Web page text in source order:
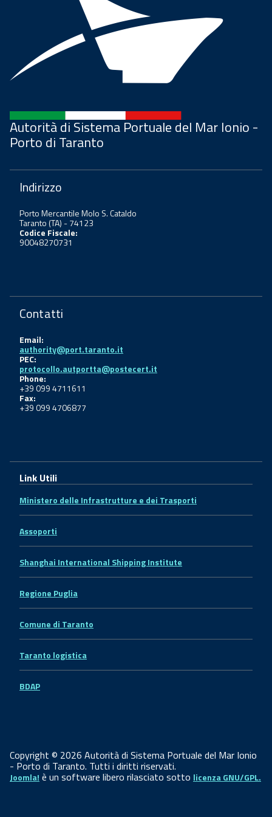
Autorità di Sistema Portuale del Mar Ionio -
Porto di Taranto
Indirizzo
Porto Mercantile Molo S. Cataldo
Taranto (TA) - 74123
Codice Fiscale:
90048270731
Contatti
Email:
authority@port.taranto.it
PEC:
protocollo.autportta@postecert.it
Phone:
+39 099 4711611
Fax:
+39 099 4706877
Link Utili
Ministero delle Infrastrutture e dei Trasporti
Assoporti
Shanghai International Shipping Institute
Regione Puglia
Comune di Taranto
Taranto logistica
BDAP
Copyright © 2026 Autorità di Sistema Portuale del Mar Ionio
- Porto di Taranto. Tutti i diritti riservati.
Joomla! è un software libero rilasciato sotto licenza GNU/GPL.